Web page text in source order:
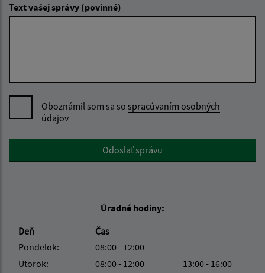
Text vašej správy (povinné)
Oboznámil som sa so spracúvaním osobných
údajov
Google reCaptcha ResponseOdoslať správu
Úradné hodiny:
Deň
Čas
Pondelok:
08:00 - 12:00
Utorok:
08:00 - 12:00
13:00 - 16:00